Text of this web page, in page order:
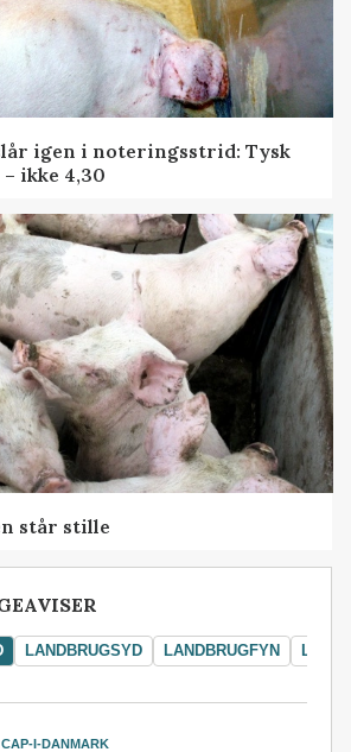
igen i noteringsstrid: Tysk
ikke 4,30
står stille
LANDBRUGSYD LANDBRUGFYN
CAP-I-DANMARK